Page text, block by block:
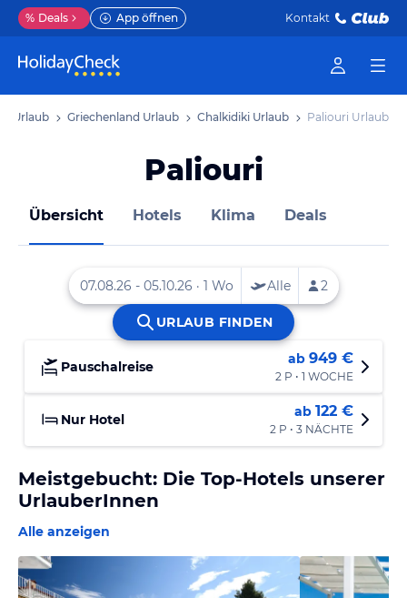
% Deals App öffnen Kontakt
Urlaub Griechenland Urlaub Chalkidiki Urlaub Paliouri Urlaub
Paliouri
Übersicht Hotels Klima Deals
Pauschalreise ab 949 €
2 P • 1 WOCHE
Nur Hotel ab 122 €
2 P • 3 NÄCHTE
Meistgebucht: Die Top-Hotels unserer
UrlauberInnen
Alle anzeigen